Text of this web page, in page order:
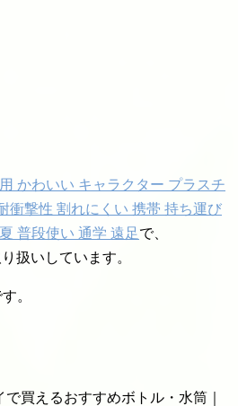
かわいい キャラクター プラスチ
衝撃性 割れにくい 携帯 持ち運び
普段使い 通学 遠足で、
扱いしています。
。
で買えるおすすめボトル・水筒｜